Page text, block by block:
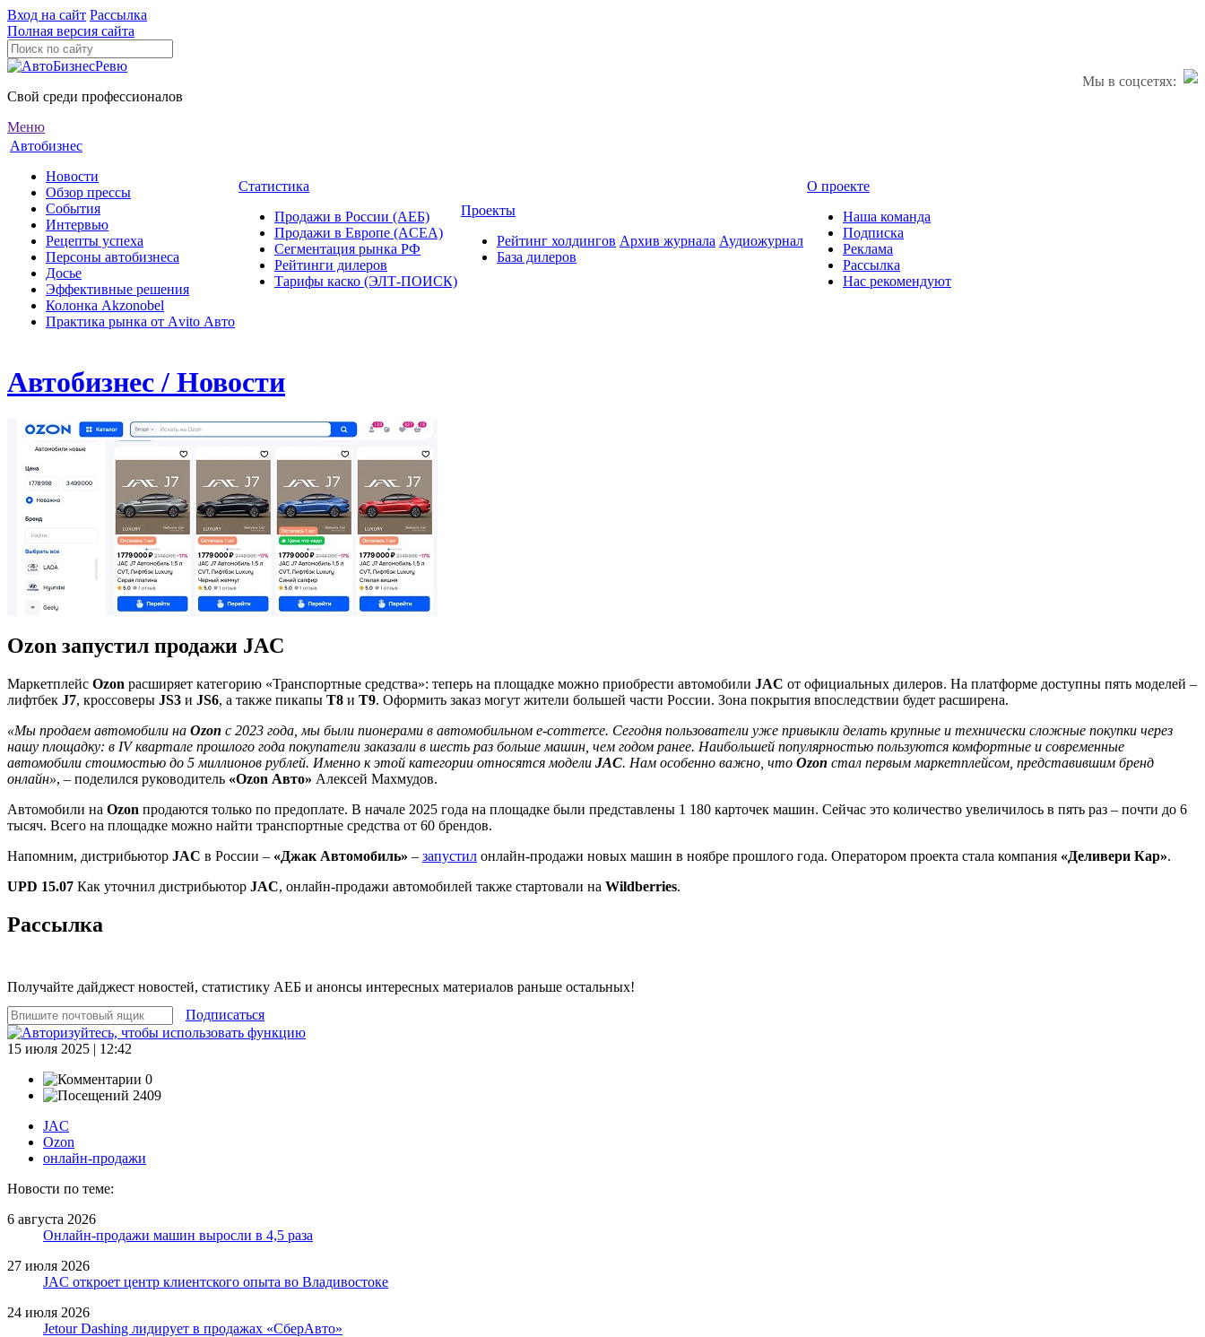
Вход на сайт Рассылка
Полная версия сайта
Мы в соцсетях:
Свой среди профессионалов
Меню
Автобизнес
Новости
Обзор прессы
События
Интервью
Рецепты успеха
Персоны автобизнеса
Досье
Эффективные решения
Колонка Akzonobel
Практика рынка от Аvito Авто
Статистика
Продажи в России (АЕБ)
Продажи в Европе (ACEA)
Сегментация рынка РФ
Рейтинги дилеров
Тарифы каско (ЭЛТ-ПОИСК)
Проекты
Рейтинг холдингов
База дилеров
Архив журнала Аудиожурнал
О проекте
Наша команда
Подписка
Реклама
Рассылка
Нас рекомендуют
Автобизнес / Новости
Ozon запустил продажи JAC
Маркетплейс Ozon расширяет категорию «Транспортные средства»: теперь на площадке можно приобрести автомобили JAC от официальных дилеров. На платформе доступны пять моделей –
лифтбек J7, кроссоверы JS3 и JS6, а также пикапы T8 и T9. Оформить заказ могут жители большей части России. Зона покрытия впоследствии будет расширена.
«Мы продаем автомобили на Ozon с 2023 года, мы были пионерами в автомобильном e-commerce. Сегодня пользователи уже привыкли делать крупные и технически сложные покупки через
нашу площадку: в IV квартале прошлого года покупатели заказали в шесть раз больше машин, чем годом ранее. Наибольшей популярностью пользуются комфортные и современные
автомобили стоимостью до 5 миллионов рублей. Именно к этой категории относятся модели JAC. Нам особенно важно, что Ozon стал первым маркетплейсом, представившим бренд
онлайн», – поделился руководитель «Ozon Авто» Алексей Махмудов.
Автомобили на Ozon продаются только по предоплате. В начале 2025 года на площадке были представлены 1 180 карточек машин. Сейчас это количество увеличилось в пять раз – почти до 6
тысяч. Всего на площадке можно найти транспортные средства от 60 брендов.
Напомним, дистрибьютор JAC в России – «Джак Автомобиль» – запустил онлайн-продажи новых машин в ноябре прошлого года. Оператором проекта стала компания «Деливери Кар».
UPD 15.07 Как уточнил дистрибьютор JAC, онлайн-продажи автомобилей также стартовали на Wildberries.
Рассылка
Получайте дайджест новостей, статистику АЕБ и анонсы интересных материалов раньше остальных!
Подписаться
15 июля 2025 | 12:42
0
2409
JAC
Ozon
онлайн-продажи
Новости по теме:
6 августа 2026
Онлайн-продажи машин выросли в 4,5 раза
27 июля 2026
JAC откроет центр клиентского опыта во Владивостоке
24 июля 2026
Jetour Dashing лидирует в продажах «СберАвто»